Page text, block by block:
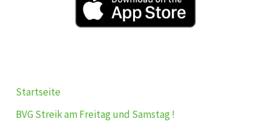
Startseite
BVG Streik am Freitag und Samstag !